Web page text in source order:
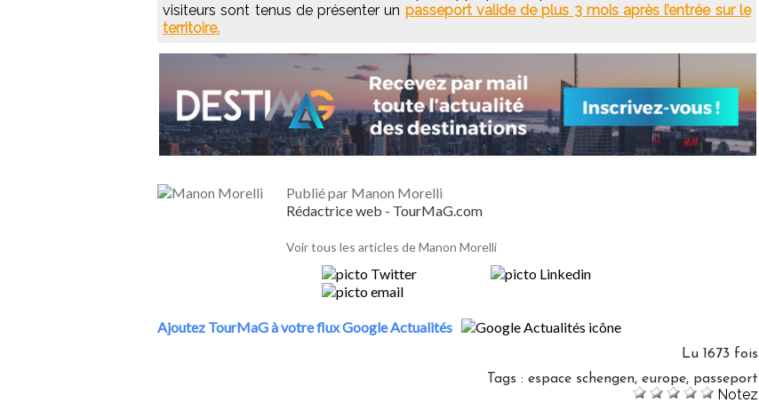
visiteurs sont tenus de présenter un passeport valide de plus 3 mois après l’entrée sur le
territoire.
Publié par Manon Morelli
Rédactrice web - TourMaG.com
Voir tous les articles de Manon Morelli
Ajoutez TourMaG à votre flux Google Actualités
Lu 1673 fois
Tags : espace schengen, europe, passeport
Notez